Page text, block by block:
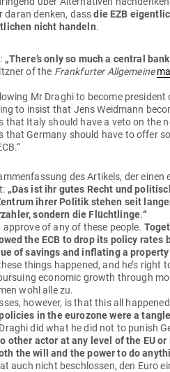
daran denken, dassdie EZB
nicht handeln.
„There’s only so much a central
of the Frank­furter All­ge­meine
Mr Draghi to become pre­sident
to insist that Jens Weidmann
that Italy should have a veto on the
that Germany should have to offer
des Artikels, der einen
„Das ist ihr gutes Recht und
ihrer Politik stehen seit
sondern die Flücht­linge.“
of any of these people.
the ECB to drop its policy rates
of savings and inflating a
things hap­pened, and he’s right
eco­nomic growth through
wohl alle zu.
however, is that this all
in the eurozone were a
did what he did not to punish
other actor at any level of the EU or
the will and the power to do
auch nicht beschlossen, den Euro